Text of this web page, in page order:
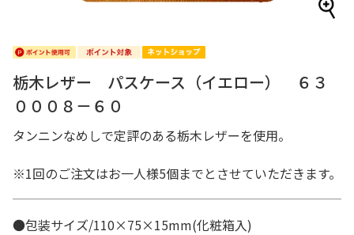
栃木レザー パスケース（イエロー） ６３
０００８－６０
タンニンなめしで定評のある栃木レザーを使用。
※1回のご注文はお一人様5個までとさせていただきます。
●包装サイズ/110×75×15mm(化粧箱入)